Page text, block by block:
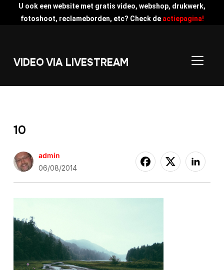
U ook een website met gratis video, webshop, drukwerk,
fotoshoot, reclameborden, etc? Check de actiepagina!
VIDEO VIA LIVESTREAM
10
admin
06/08/2014